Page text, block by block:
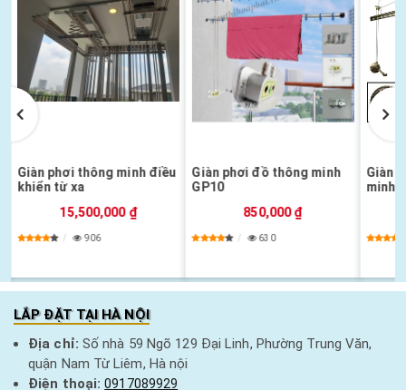
Giàn phơi thông minh điều
khiển từ xa
15,500,000 ₫
906
Giàn phơi đồ thông minh
GP10
850,000 ₫
630
Giàn
minh
LẮP ĐẶT TẠI HÀ NỘI
Địa chỉ: Số nhà 59 Ngõ 129 Đại Linh, Phường Trung Văn,
quận Nam Từ Liêm, Hà nội
Điện thoại: 0917089929